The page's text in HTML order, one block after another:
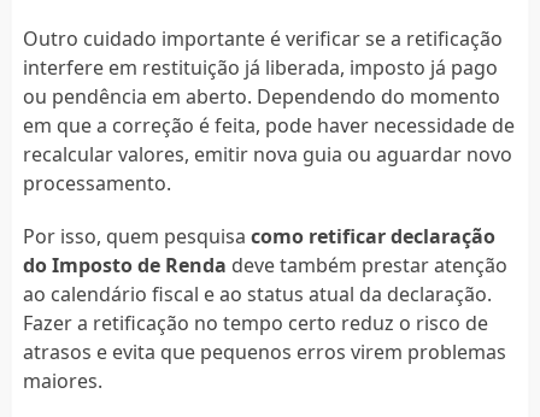
Outro cuidado importante é verificar se a retificação
interfere em restituição já liberada, imposto já pago
ou pendência em aberto. Dependendo do momento
em que a correção é feita, pode haver necessidade de
recalcular valores, emitir nova guia ou aguardar novo
processamento.
Por isso, quem pesquisa como retificar declaração
do Imposto de Renda deve também prestar atenção
ao calendário fiscal e ao status atual da declaração.
Fazer a retificação no tempo certo reduz o risco de
atrasos e evita que pequenos erros virem problemas
maiores.